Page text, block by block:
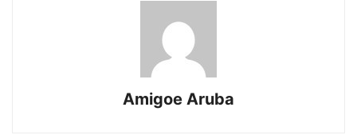
Amigoe Aruba